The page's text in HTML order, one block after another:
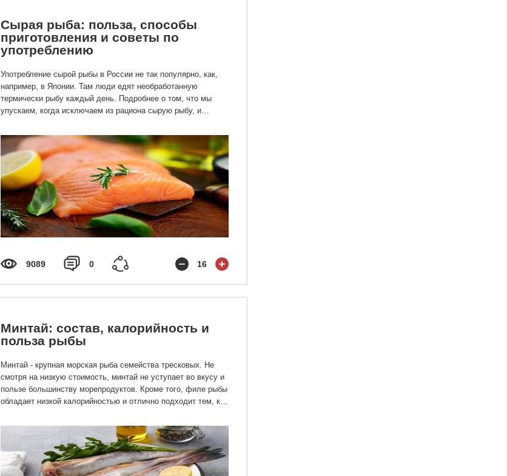
Сырая рыба: польза, способы
приготовления и советы по
употреблению
Употребление сырой рыбы в России не так популярно, как,
например, в Японии. Там люди едят необработанную
термически рыбу каждый день. Подробнее о том, что мы
упускаем, когда исключаем из рациона сырую рыбу, и
9089 0 16
Минтай: состав, калорийность и
польза рыбы
Минтай - крупная морская рыба семейства тресковых. Не
смотря на низкую стоимость, минтай не уступает во вкусу и
пользе большинству морепродуктов. Кроме того, филе рыбы
обладает низкой калорийностью и отлично подходит тем, кто